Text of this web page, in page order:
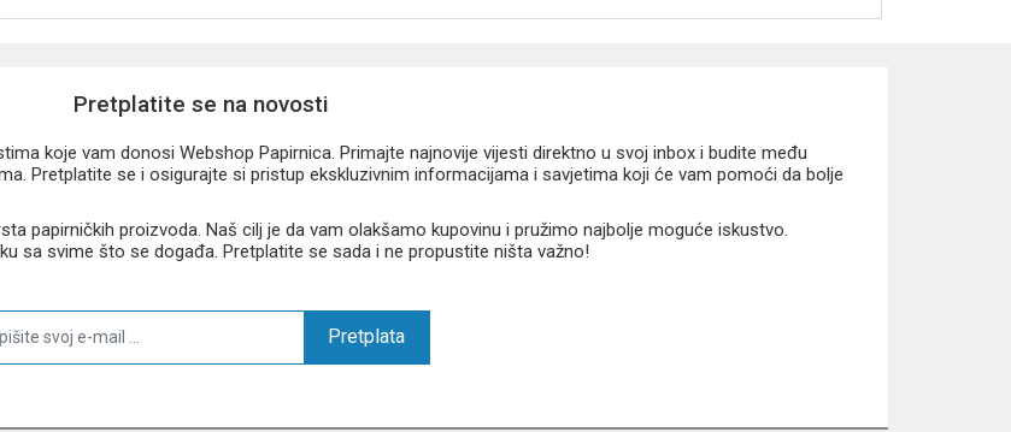
Pretplatite se na novosti
koje vam donosi Webshop Papirnica. Primajte najnovije vijesti direktno u svoj inbox i budite među
Pretplatite se i osigurajte si pristup ekskluzivnim informacijama i savjetima koji će vam pomoći da bolje
papirničkih proizvoda. Naš cilj je da vam olakšamo kupovinu i pružimo najbolje moguće iskustvo.
sa svime što se događa. Pretplatite se sada i ne propustite ništa važno!
Pretplata